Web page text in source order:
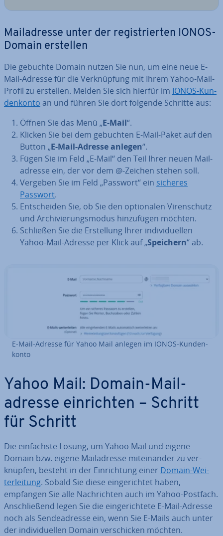
Mail­adres­se unter der re­gis­trier­ten IONOS-
Domain erstellen
Die gebuchte Domain nutzen Sie nun, um eine neue E-
Mail-Adresse für die Ver­knüp­fung mit Ihrem Yahoo-Mail-
Profil zu erstellen. Melden Sie sich hierfür im IONOS-Kun­
den­kon­to an und führen Sie dort folgende Schritte aus:
Öffnen Sie das Menü „E-Mail“.
Klicken Sie bei dem gebuchten E-Mail-Paket auf den
Button „E-Mail-Adresse anlegen“.
Fügen Sie im Feld „E-Mail“ den Teil Ihrer neuen Mail­
adres­se ein, der vor dem @-Zeichen stehen soll.
Vergeben Sie im Feld „Passwort“ ein sicheres
Passwort.
Ent­schei­den Sie, ob Sie den op­tio­na­len Vi­ren­schutz
und Ar­chi­vie­rungs­mo­dus hin­zu­fü­gen möchten.
Schließen Sie die Er­stel­lung Ihrer in­di­vi­du­el­len
Yahoo-Mail-Adresse per Klick auf „Speichern“ ab.
E-Mail-Adresse für Yahoo Mail anlegen im IONOS-Kun­den­
kon­to
Yahoo Mail: Domain-Mail­
adres­se ein­rich­ten – Schritt
für Schritt
Die ein­fachs­te Lösung, um Yahoo Mail und eigene
Domain bzw. eigene Mail­adres­se mit­ein­an­der zu ver­
knüp­fen, besteht in der Ein­rich­tung einer Domain-Wei­
ter­lei­tung. Sobald Sie diese ein­ge­rich­tet haben,
empfangen Sie alle Nach­rich­ten auch im Yahoo-Postfach.
An­schlie­ßend legen Sie die ein­ge­rich­te­te E-Mail-Adresse
noch als Sen­de­adres­se ein, wenn Sie E-Mails auch unter
der in­di­vi­du­el­len Domain ver­schi­cken möchten.